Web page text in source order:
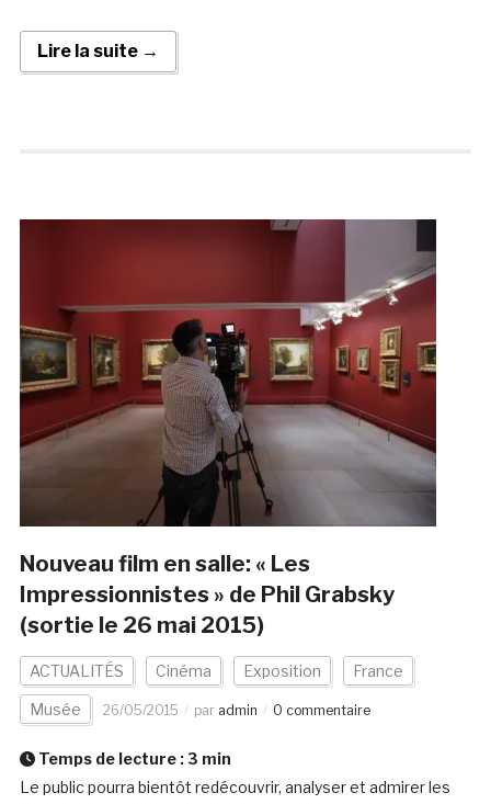
Lire la suite →
Nouveau film en salle: « Les
Impressionnistes » de Phil Grabsky
(sortie le 26 mai 2015)
ACTUALITÉS Cinéma Exposition France
Musée 26/05/2015 par admin 0 commentaire
Temps de lecture : 3 min
Le public pourra bientôt redécouvrir, analyser et admirer les